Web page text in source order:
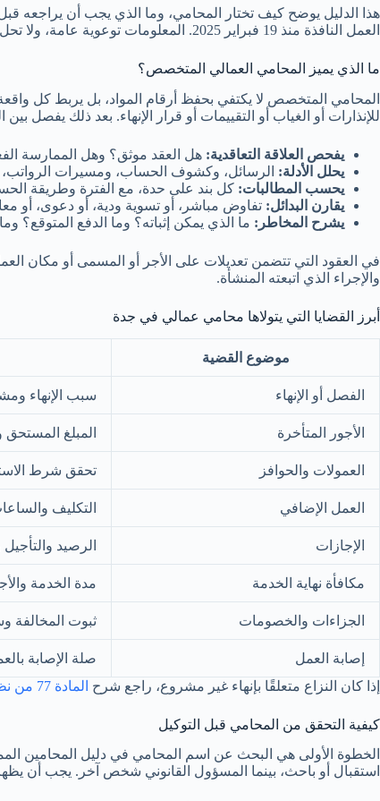
هذا الدليل يوضح كيف تختار المحامي، وما الذي يجب أن يراجعه
العمل النافذة منذ 19 فبراير 2025. المعلومات توعوية عامة، ولا تحل محل استشارة خاصة مبنية على العقد والوقائع والمستندات.
ما الذي يميز المحامي العمالي المتخصص؟
المحامي المتخصص لا يكتفي بحفظ أرقام المواد، بل يربط كل واقعة
للإنذارات أو الغياب أو التقييمات أو قرار الإنهاء. بعد ذلك يفصل
يفحص العلاقة التعاقدية: هل العقد موثق؟ وهل الممارسة
يحلل الأدلة: الرسائل، وكشوف الحساب، ومسيرات
يحسب المطالبات: كل بند على حدة، مع الفترة وطريقة
يقارن البدائل: تفاوض مباشر، أو تسوية ودية، أو دعوى، أو
يشرح المخاطر: ما الذي يمكن إثباته؟ وما الدفع المتوقع؟
في العقود التي تتضمن تعديلات على الأجر أو المسمى أو مكان
والإجراء الذي اتبعته المنشأة.
أبرز القضايا التي يتولاها محامي عمالي في جدة
موضوع القضية
الفصل أو الإنهاء سبب الإنهاء
الأجور المتأخرة المبلغ
العمولات والحوافز تحقق شرط
العمل الإضافي التكليف
الإجازات الرصيد والتأجيل
مكافأة نهاية الخدمة مدة الخدمة
الجزاءات والخصومات ثبوت المخالفة
إصابة العمل صلة الإصابة
إذا كان النزاع متعلقًا بإنهاء غير مشروع، راجع شرح المادة 77 من نظام العمل
كيفية التحقق من المحامي قبل التوكيل
الخطوة الأولى هي البحث عن اسم المحامي في دليل المحامين
استقبال أو باحث، بينما المسؤول القانوني شخص آخر. يجب أن